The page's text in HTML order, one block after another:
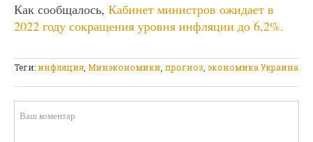
Как сообщалось, Кабинет министров ожидает в
2022 году сокращения уровня инфляции до 6,2%.
Теги:инфляция Минэкономики прогноз экономика Украина